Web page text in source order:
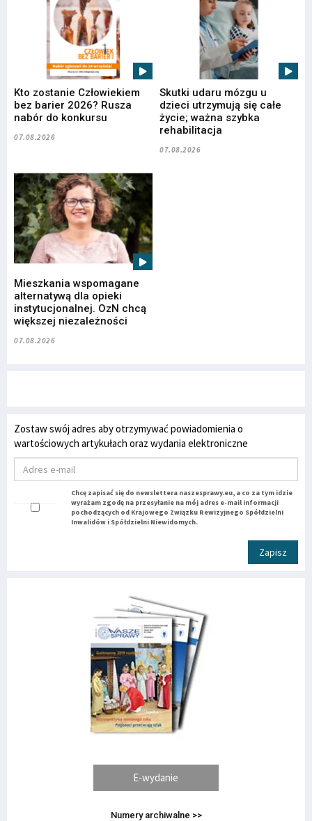
Kto zostanie Człowiekiem
bez barier 2026? Rusza
nabór do konkursu
07.08.2026
Skutki udaru mózgu u
dzieci utrzymują się całe
życie; ważna szybka
rehabilitacja
07.08.2026
Mieszkania wspomagane
alternatywą dla opieki
instytucjonalnej. OzN chcą
większej niezależności
07.08.2026
Zostaw swój adres aby otrzymywać powiadomienia o
wartościowych artykułach oraz wydania elektroniczne
Chcę zapisać się do newslettera naszesprawy.eu, a co za tym idzie
wyrażam zgodę na przesyłanie na mój adres e-mail informacji
pochodzących od Krajowego Związku Rewizyjnego Spółdzielni
Inwalidów i Spółdzielni Niewidomych.
Zapisz
E-wydanie
Numery archiwalne >>